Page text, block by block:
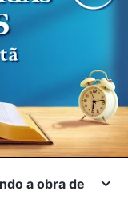
a obra de